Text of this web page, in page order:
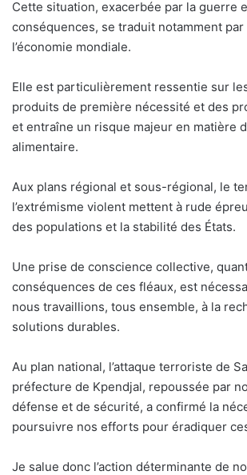
Cette situation, exacerbée par la guerre
conséquences, se traduit notamment
l’économie mondiale.
Elle est particulièrement ressentie sur
produits de première nécessité et des
et entraîne un risque majeur en matière
alimentaire.
Aux plans régional et sous-régional, le
l’extrémisme violent mettent à rude
des populations et la stabilité des États.
Une prise de conscience collective,
conséquences de ces fléaux, est
nous travaillions, tous ensemble, à la
solutions durables.
Au plan national, l’attaque terroriste de
préfecture de Kpendjal, repoussée par
défense et de sécurité, a confirmé la
poursuivre nos efforts pour éradiquer
Je salue donc l’action déterminante de